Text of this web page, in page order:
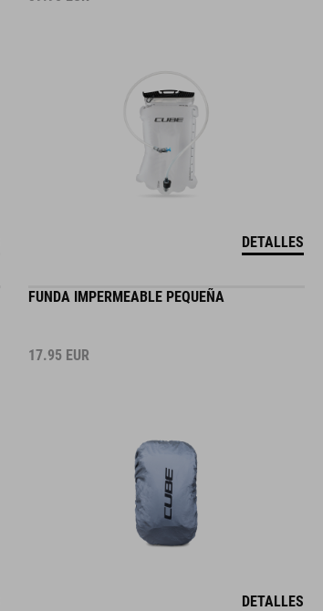
DETALLES
FUNDA IMPERMEABLE PEQUEÑA
17.95 EUR
DETALLES